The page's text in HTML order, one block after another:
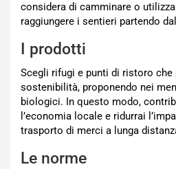
considera di camminare o
raggiungere i sentieri partendo
I prodotti
Scegli rifugi e punti di ristoro che
sostenibilità, proponendo nei
biologici. In questo modo,
l’economia locale e ridurrai
trasporto di merci a lunga
Le norme